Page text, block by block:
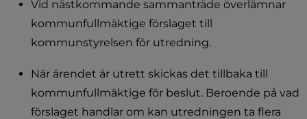
Vid nästkommande sammanträde överlämnar
kommunfullmäktige förslaget till
kommunstyrelsen för utredning.
När ärendet är utrett skickas det tillbaka till
kommunfullmäktige för beslut. Beroende på vad
förslaget handlar om kan utredningen ta flera